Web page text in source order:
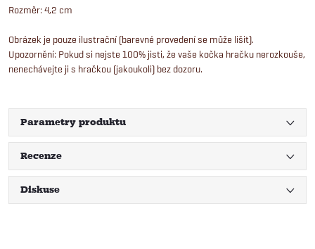
Rozměr: 4,2 cm
Obrázek je pouze ilustrační (barevné provedení se může lišit).
Upozornění: Pokud si nejste 100% jisti, že vaše kočka hračku nerozkouše,
nenechávejte ji s hračkou (jakoukoli) bez dozoru.
Parametry produktu
Recenze
Diskuse